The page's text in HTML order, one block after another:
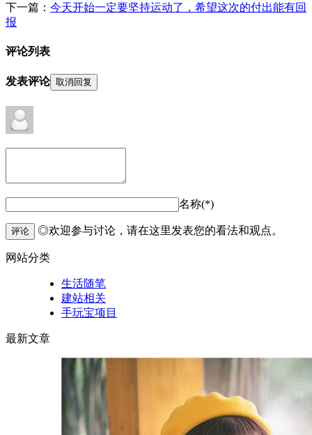
下一篇： 今天开始一定要坚持运动了，希望这次的付出能有回
报
评论列表
发表评论 取消回复
名称(*)
评论 ◎欢迎参与讨论，请在这里发表您的看法和观点。
网站分类
生活随笔
建站相关
手玩宝项目
最新文章